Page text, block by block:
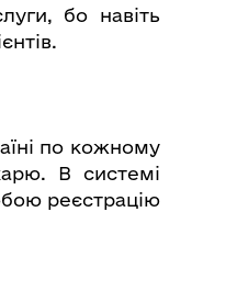
бо навіть
по кожному
В системі
реєстрацію